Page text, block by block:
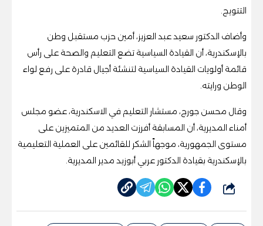
التتويج.
وأضاف الدكتور سعيد عبد العزيز، أمين حزب مستقبل وطن
بالإسكندرية، أن القيادة السياسية تضع التعليم والصحة على رأس
قائمة أولويات القيادة السياسية لتنشئة أجيال قادرة على رفع لواء
الوطن ورايته.
وقال محسن جورج، مستشار التعليم في الاسكندرية، عضو مجلس
أمناء المديرية، أن المسابقة أفرزت العديد من المتميزين على
مستوى الجمهورية، موجهاً الشكر للقائمين على العملية التعليمية
بالإسكندرية بقيادة الدكتور عربي أبوزيد مدير المديرية.
شارك